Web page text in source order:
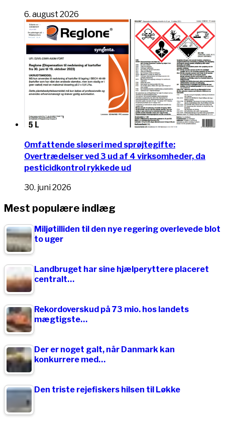
6. august 2026
Omfattende sløseri med sprøjtegifte:
Overtrædelser ved 3 ud af 4 virksomheder, da
pesticidkontrol rykkede ud
30. juni 2026
Mest populære indlæg
Miljøtilliden til den nye regering overlevede blot
to uger
Landbruget har sine hjælperyttere placeret
centralt…
Rekordoverskud på 73 mio. hos landets
mægtigste…
Der er noget galt, når Danmark kan
konkurrere med…
Den triste rejefiskers hilsen til Løkke